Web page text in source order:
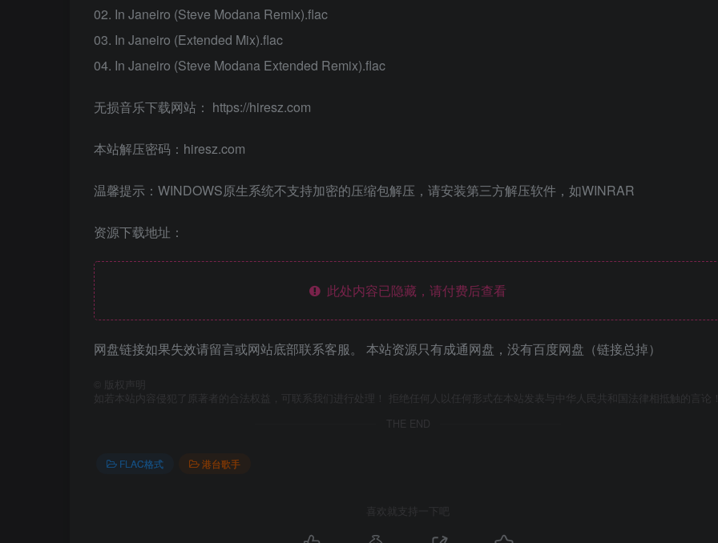
02. In Janeiro (Steve Modana Remix).flac
03. In Janeiro (Extended Mix).flac
04. In Janeiro (Steve Modana Extended Remix).flac
无损音乐下载网站： https://hiresz.com
本站解压密码：hiresz.com
温馨提示：WINDOWS原生系统不支持加密的压缩包解压，请安装第三方解压软件，如WINRAR
资源下载地址：
此处内容已隐藏，请付费后查看
网盘链接如果失效请留言或网站底部联系客服。 本站资源只有成通网盘，没有百度网盘（链接总掉）
版权声明
如若本站内容侵犯了原著者的合法权益，可联系我们进行处理！ 拒绝任何人以任何形式在本站发表与中华人民共和国法律相抵触的言论！
THE END
FLAC格式 港台歌手
喜欢就支持一下吧